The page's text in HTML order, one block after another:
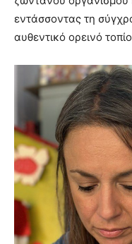
εντάσσοντας τη
αυθεντικό ορεινό